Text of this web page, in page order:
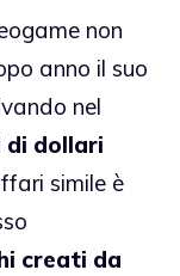
non
anno il suo
nel
di dollari
simile è
creati da